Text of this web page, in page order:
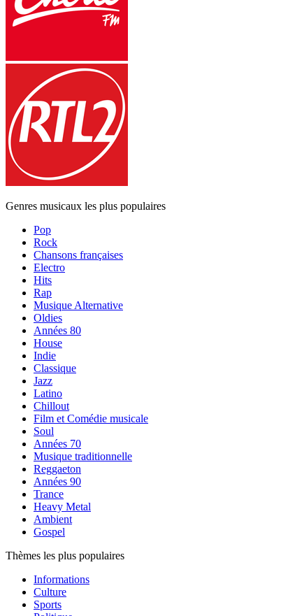
Genres musicaux les plus populaires
Pop
Rock
Chansons françaises
Electro
Hits
Rap
Musique Alternative
Oldies
Années 80
House
Indie
Classique
Jazz
Latino
Chillout
Film et Comédie musicale
Soul
Années 70
Musique traditionnelle
Reggaeton
Années 90
Trance
Heavy Metal
Ambient
Gospel
Thèmes les plus populaires
Informations
Culture
Sports